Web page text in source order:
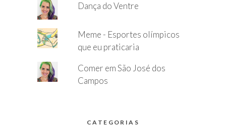
Dança do Ventre
Meme - Esportes olímpicos
que eu praticaria
Comer em São José dos
Campos
CATEGORIAS